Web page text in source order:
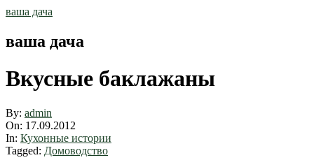
Skip
ваша дача
ваша дача
Вкусные баклажаны
By: admin
On: 17.09.2012
In: Кухонные истории
Tagged: Домоводство